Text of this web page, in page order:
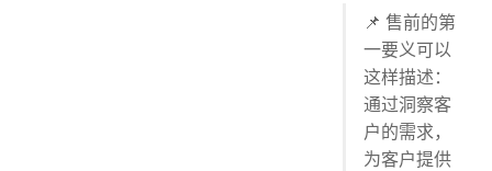
📌 售前的第
一要义可以
这样描述：
通过洞察客
户的需求，
为客户提供